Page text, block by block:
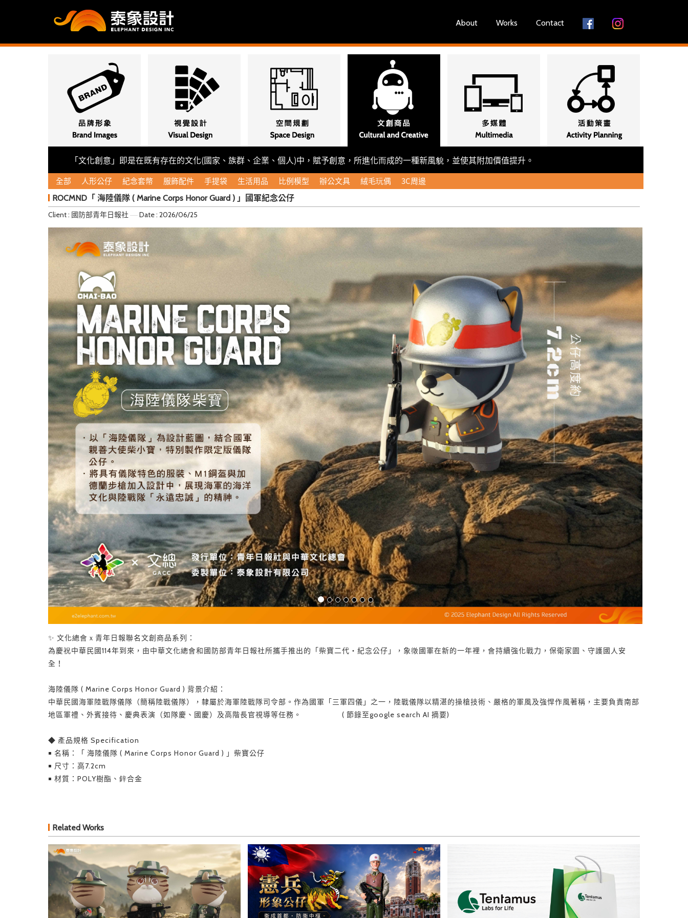
About Works Contact
「文化創意」即是在既有存在的文化(國家、族群、企業、個人)中，賦予創意，所進化而成的一種新風貌，並使其附加價值提升。
全部 人形公仔 紀念套幣 服飾配件 手提袋 生活用品 比例模型 辦公文具 絨毛玩偶 3C周邊
ROCMND「 海陸儀隊 ( Marine Corps Honor Guard ) 」國軍紀念公仔
Client : 國防部青年日報社 Date : 2026/06/25
✨ 文化總會ｘ青年日報聯名文創商品系列：
為慶祝中華民國114年到來，由中華文化總會和國防部青年日報社所攜手推出的「柴寶二代・紀念公仔」，象徵國軍在新的一年裡，會持續強化戰力，保衛家園、守護國人安
全！
海陸儀隊 ( Marine Corps Honor Guard ) 背景介紹：
中華民國海軍陸戰隊儀隊（簡稱陸戰儀隊），隸屬於海軍陸戰隊司令部。作為國軍「三軍四儀」之一，陸戰儀隊以精湛的操槍技術、嚴格的軍風及強悍作風著稱，主要負責南部
地區軍禮、外賓接待、慶典表演（如隊慶、國慶）及高階長官視導等任務。 ( 節錄至google search AI 摘要)
◆ 產品規格 Specification
￭ 名稱：「 海陸儀隊 ( Marine Corps Honor Guard ) 」柴寶公仔
￭ 尺寸：高7.2cm
￭ 材質：POLY樹酯、鋅合金
Related Works